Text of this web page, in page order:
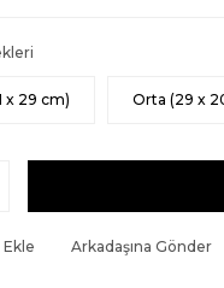
x 29 cm) Orta (29 x
Arkadaşına Gönder